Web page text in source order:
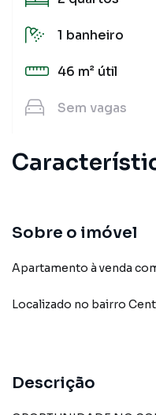
1 banheiro
46 m² útil
Sem vagas
Sobre o imóvel
Apartamento à venda
Localizado no bairro
Descrição